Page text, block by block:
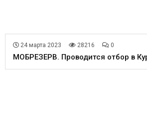
24 марта 2023 28216 0
МОБРЕЗЕРВ. Проводится отбор в